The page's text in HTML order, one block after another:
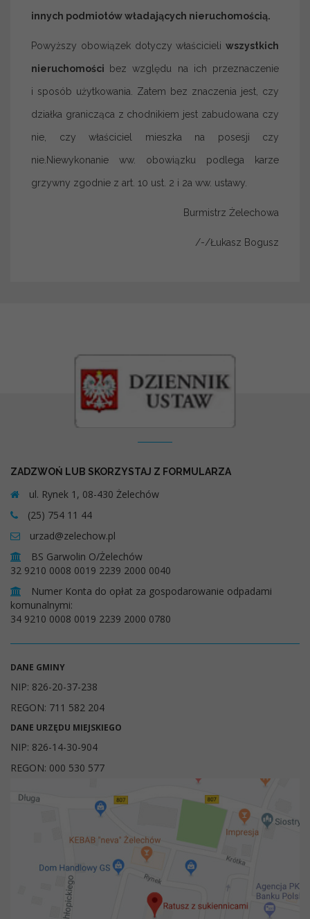
innych podmiotów władających nieruchomością.
Powyższy obowiązek dotyczy właścicieli wszystkich
nieruchomości bez względu na ich przeznaczenie
i sposób użytkowania. Zatem bez znaczenia jest, czy
działka granicząca z chodnikiem jest zabudowana czy
nie, czy właściciel mieszka na posesji czy
nie.Niewykonanie ww. obowiązku podlega karze
grzywny zgodnie z art. 10 ust. 2 i 2a ww. ustawy.
Burmistrz Żelechowa
/-/Łukasz Bogusz
ZADZWOŃ LUB SKORZYSTAJ Z FORMULARZA
ul. Rynek 1, 08-430 Żelechów
(25) 754 11 44
urzad@zelechow.pl
BS Garwolin O/Żelechów
32 9210 0008 0019 2239 2000 0040
Numer Konta do opłat za gospodarowanie odpadami
komunalnymi:
34 9210 0008 0019 2239 2000 0780
DANE GMINY
NIP: 826-20-37-238
REGON: 711 582 204
DANE URZĘDU MIEJSKIEGO
NIP: 826-14-30-904
REGON: 000 530 577